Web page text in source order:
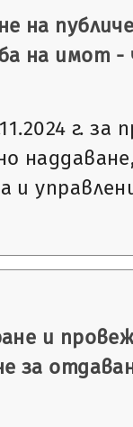
на
на имот
г. за
наддаване,
и
и
за